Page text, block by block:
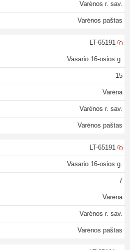
Varėnos r. sav.
Varėnos paštas
LT-65191
Vasario 16-osios g.
15
Varėna
Varėnos r. sav.
Varėnos paštas
LT-65191
Vasario 16-osios g.
7
Varėna
Varėnos r. sav.
Varėnos paštas